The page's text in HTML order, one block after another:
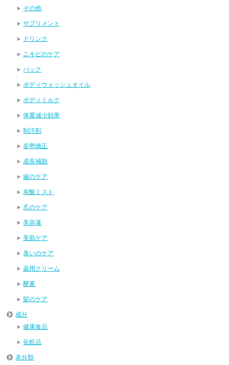
その他
サプリメント
ドリンク
ニキビのケア
パック
ボディウォッシュオイル
ボディミルク
体重減少効果
制汗剤
姿勢矯正
成長補助
歯のケア
炭酸ミスト
爪のケア
美容液
美肌ケア
臭いのケア
薬用クリーム
酵素
髪のケア
成分
健康食品
化粧品
未分類